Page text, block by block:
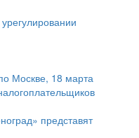
Москве, 18 марта